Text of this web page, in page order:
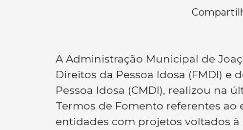
A Administração Municipal de
Direitos da Pessoa Idosa (FMDI) e
Pessoa Idosa (CMDI), realizou na
Termos de Fomento referentes
entidades com projetos voltados